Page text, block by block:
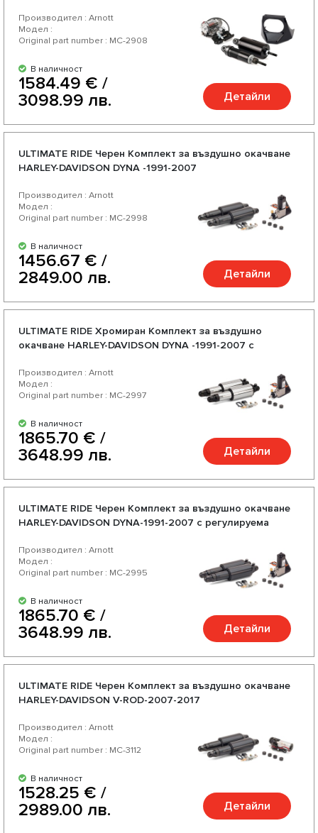
Производител : Arnott
Модел :
Original part number : MC-2908
В наличност
1584.49 € /
3098.99 лв.
Детайли
ULTIMATE RIDE Черен Комплект за въздушно окачване
HARLEY-DAVIDSON DYNA -1991-2007
Производител : Arnott
Модел :
Original part number : MC-2998
В наличност
1456.67 € /
2849.00 лв.
Детайли
ULTIMATE RIDE Хромиран Комплект за въздушно
окачване HARLEY-DAVIDSON DYNA -1991-2007 с
Производител : Arnott
Модел :
Original part number : MC-2997
В наличност
1865.70 € /
3648.99 лв.
Детайли
ULTIMATE RIDE Черен Комплект за въздушно окачване
HARLEY-DAVIDSON DYNA-1991-2007 с регулируема
Производител : Arnott
Модел :
Original part number : MC-2995
В наличност
1865.70 € /
3648.99 лв.
Детайли
ULTIMATE RIDE Черен Комплект за въздушно окачване
HARLEY-DAVIDSON V-ROD-2007-2017
Производител : Arnott
Модел :
Original part number : MC-3112
В наличност
1528.25 € /
2989.00 лв.
Детайли